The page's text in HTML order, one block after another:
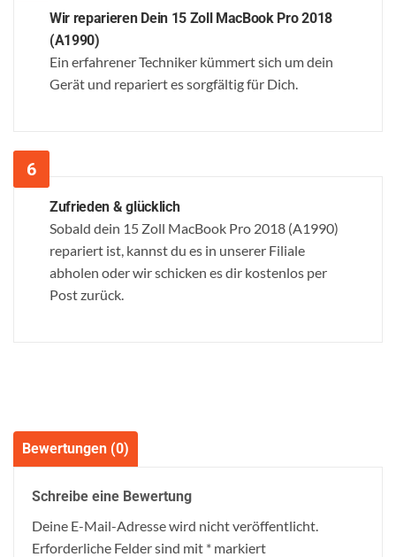
Wir reparieren Dein 15 Zoll MacBook Pro 2018
(A1990)
Ein erfahrener Techniker kümmert sich um dein
Gerät und repariert es sorgfältig für Dich.
Zufrieden & glücklich
Sobald dein 15 Zoll MacBook Pro 2018 (A1990)
repariert ist, kannst du es in unserer Filiale
abholen oder wir schicken es dir kostenlos per
Post zurück.
Bewertungen (0)
Schreibe eine Bewertung
Deine E-Mail-Adresse wird nicht veröffentlicht.
Erforderliche Felder sind mit * markiert